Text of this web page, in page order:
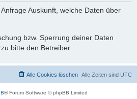
Auskunft, welche Daten über
bzw. Sperrung deiner Daten
bitte den Betreiber.
Alle Zeiten sind UTC
Alle Cookies löschen
® Forum Software © phpBB Limited